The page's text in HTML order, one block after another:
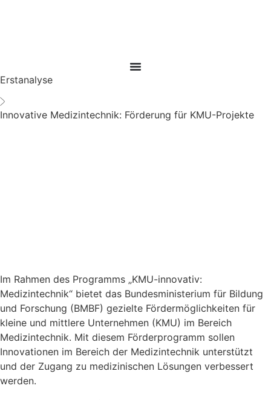
Erstanalyse
Innovative Medizintechnik: Förderung für KMU-Projekte
Im Rahmen des Programms „KMU-innovativ:
Medizintechnik“ bietet das Bundesministerium für Bildung
und Forschung (BMBF) gezielte Fördermöglichkeiten für
kleine und mittlere Unternehmen (KMU) im Bereich
Medizintechnik. Mit diesem Förderprogramm sollen
Innovationen im Bereich der Medizintechnik unterstützt
und der Zugang zu medizinischen Lösungen verbessert
werden.